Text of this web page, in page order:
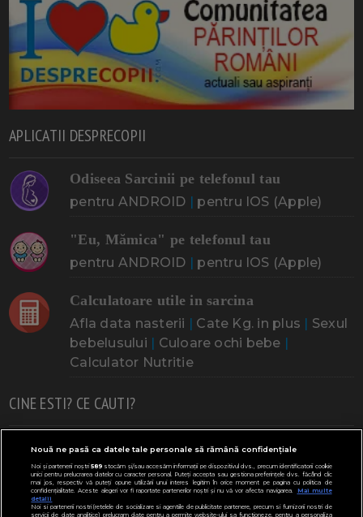
APLICATII DESPRECOPII
Odiseea Sarcinii pe telefonul tau
pentru ANDROID | pentru IOS (Apple)
"Eu, Mămica" pe telefonul tau
pentru ANDROID | pentru IOS (Apple)
Calculatoare utile in sarcina
Afla data nasterii | Cate Kg. in plus | Sexul
bebelusului | Culoare ochi bebe |
Calculator Nutritie
CINE ESTI? CE CAUTI?
Doresc un copil Adoptia Probleme cu sarcina
Urmeaza sa nasc Probleme alaptare Bebe plange
Bebe febra Caut bona Cresa, Gradinta
Nouă ne pasă ca datele tale personale să rămână confidențiale
Noi și partenerii noștri589stocăm și/sau accesăm informații pe dispozitivul dvs., precum identificatorii cookie
unici pentru prelucrarea datelor cu caracter personal. Puteți accepta sau gestiona preferințele dvs. făcând clic
mai jos, respectiv vă puteți opune utilizării unui interes legitim în orice moment pe pagina cu politica de
confidențialitate. Aceste alegeri vor fi raportate partenerilor noștri și nu vă vor afecta navigarea.
Mai multe
detalii
Noi si partenerii nostri (retelele de socializare si agentiile de publicitate partenere, precum si furnizorii nostri de
servicii de date analitice) prelucram date pentru a permite website-ului sa functioneze, pentru a personaliza